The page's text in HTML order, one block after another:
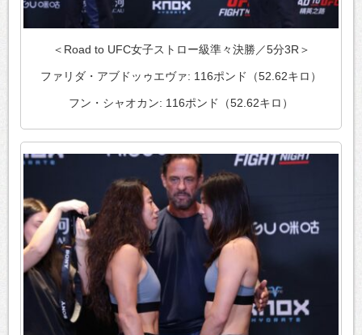
＜Road to UFC女子ストロー級準々決勝／5分3R＞
ファリダ・アブドッゥエヴァ: 116ポンド（52.62キロ）
フン・シャオカン: 116ポンド（52.62キロ）